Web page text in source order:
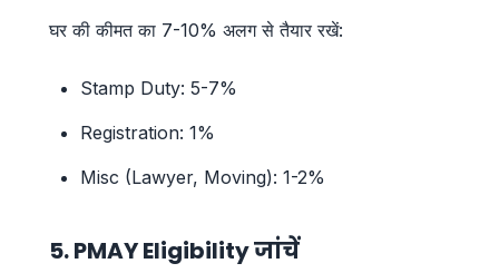
घर की कीमत का 7-10% अलग से तैयार रखें:
Stamp Duty: 5-7%
Registration: 1%
Misc (Lawyer, Moving): 1-2%
5. PMAY Eligibility जांचें